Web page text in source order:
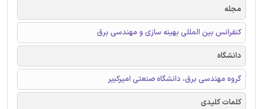
مجله
کنفرانس بین المللی بهینه سازی و مهندسی برق
دانشگاه
گروه مهندسی برق، دانشگاه صنعتی امیرکبیر
کلمات کلیدی